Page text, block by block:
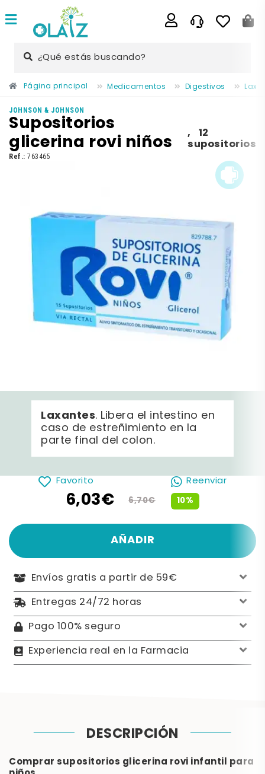
¿Qué estás buscando?
Página principal Medicamentos Digestivos
JOHNSON & JOHNSON
Supositorios
glicerina rovi niños , 12
supositorios
Ref.: 763465
Laxantes. Libera el intestino en
caso de estreñimiento en la
parte final del colon.
Favorito Reenviar
10%
6,03€ 6,70€
AÑADIR
Envíos gratis a partir de 59€
Entregas 24/72 horas
Pago 100% seguro
Experiencia real en la Farmacia
DESCRIPCIÓN
Comprar supositorios glicerina rovi infantil para